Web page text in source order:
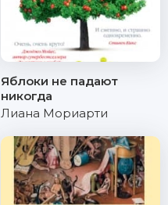
Яблоки не падают
никогда
Лиана Мориарти